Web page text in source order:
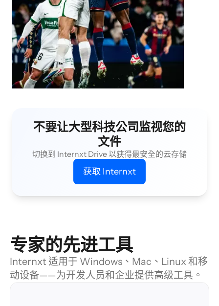
不要让大型科技公司监视您的
文件
切换到 Internxt Drive 以获得最安全的云存储
获取 Internxt
专家的先进工具
Internxt 适用于 Windows、Mac、Linux 和移
动设备——为开发人员和企业提供高级工具。